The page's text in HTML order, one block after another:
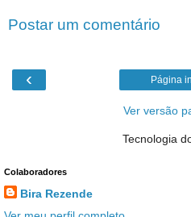
Postar um comentário
‹ Página
Ver versão
Tecnologia
Colaboradores
Bira Rezende